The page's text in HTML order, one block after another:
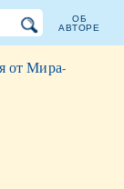
ОБ
АВТОРЕ
от Мира-